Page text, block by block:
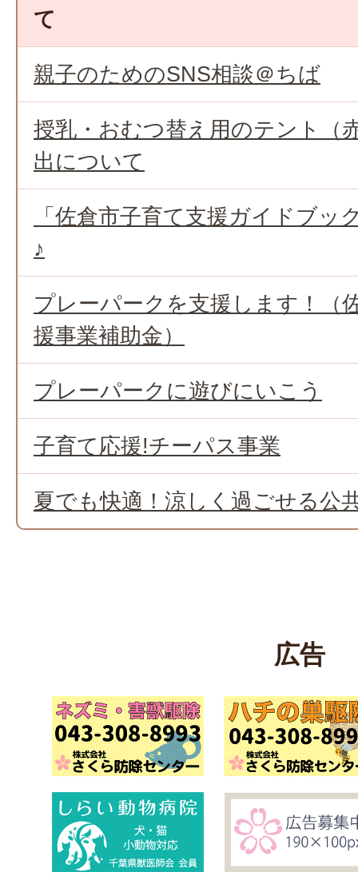
て
親子のためのSNS相談＠ちば
授乳・おむつ替え用のテント（
出について
「佐倉市子育て支援ガイドブッ
♪
プレーパークを支援します！（
援事業補助金）
プレーパークに遊びにいこう
子育て応援!チーパス事業
夏でも快適！涼しく過ごせる公
広告